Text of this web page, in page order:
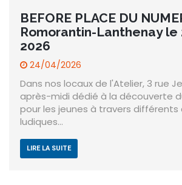
BEFORE PLACE DU
Romorantin-Lanthenay le
2026
24/04/2026
Dans nos locaux de l'Atelier, 3 rue
après-midi dédié à la découverte
pour les jeunes à travers différents
ludiques…
LIRE LA SUITE